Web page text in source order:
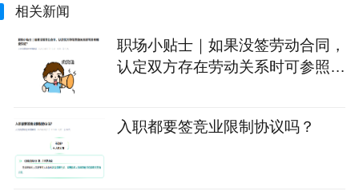
相关新闻
职场小贴士｜如果没签劳动合同，
认定双方存在劳动关系时可参照哪
入职都要签竞业限制协议吗？